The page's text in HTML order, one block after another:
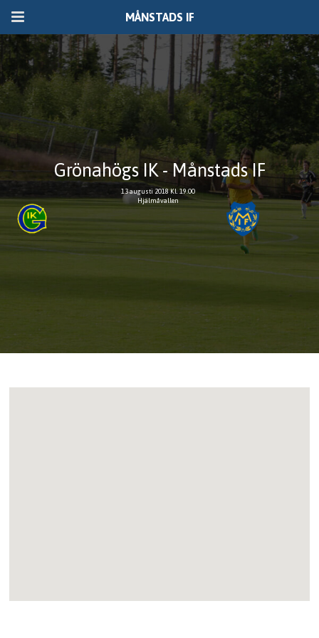
MÅNSTADS IF
Grönahögs IK - Månstads IF
13 augusti 2018 Kl. 19.00
Hjälmåvallen